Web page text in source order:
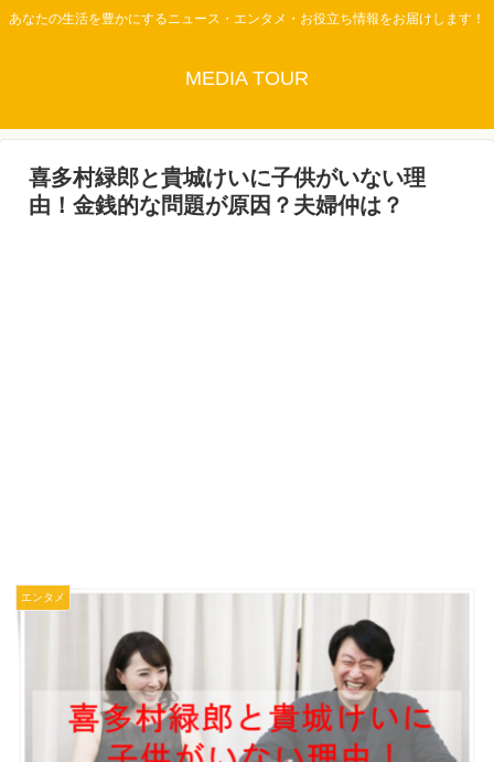
あなたの生活を豊かにするニュース・エンタメ・お役立ち情報をお届けします！
MEDIA TOUR
喜多村緑郎と貴城けいに子供がいない理
由！金銭的な問題が原因？夫婦仲は？
エンタメ